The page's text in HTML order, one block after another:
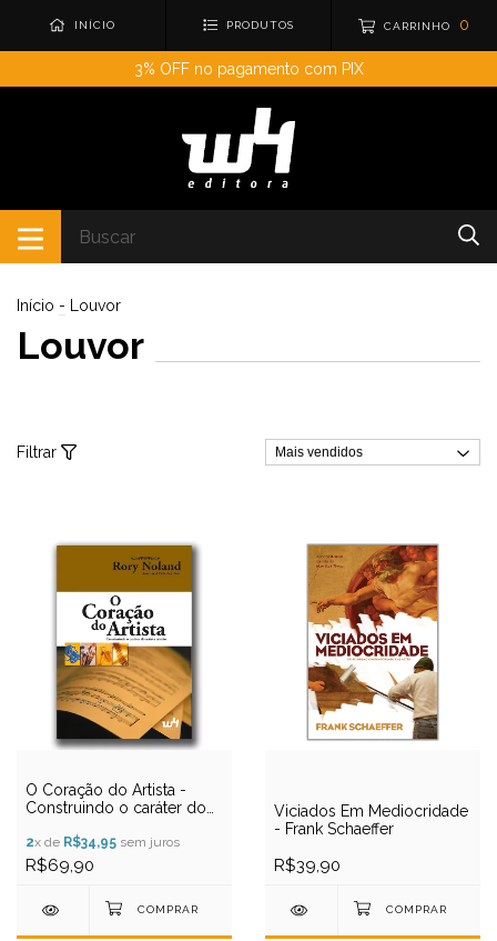
INÍCIO PRODUTOS CARRINHO 0
3% OFF no pagamento com PIX
Início - Louvor
Louvor
Filtrar
O Coração do Artista -
Construindo o caráter do
Noland
2x de R$34,95 sem juros
R$69,90
Viciados Em Mediocridade
- Frank Schaeffer
R$39,90